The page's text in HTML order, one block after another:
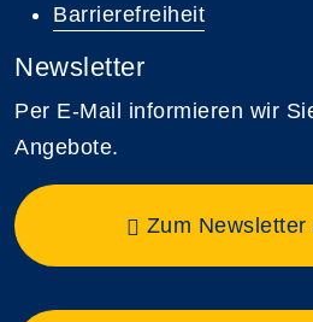
Barrierefreiheit
Newsletter
Per E-Mail informieren wir
Angebote.
Zum Newsletter